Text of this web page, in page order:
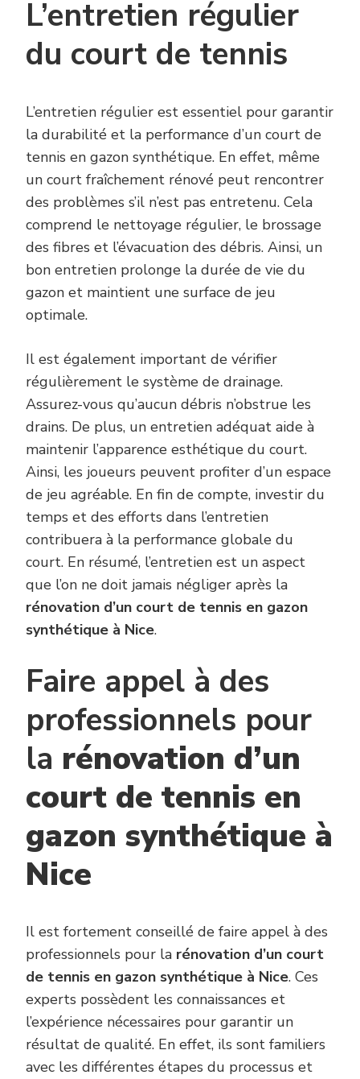
L’entretien régulier
du court de tennis
L’entretien régulier est essentiel pour garantir
la durabilité et la performance d’un court de
tennis en gazon synthétique. En effet, même
un court fraîchement rénové peut rencontrer
des problèmes s’il n’est pas entretenu. Cela
comprend le nettoyage régulier, le brossage
des fibres et l’évacuation des débris. Ainsi, un
bon entretien prolonge la durée de vie du
gazon et maintient une surface de jeu
optimale.
Il est également important de vérifier
régulièrement le système de drainage.
Assurez-vous qu’aucun débris n’obstrue les
drains. De plus, un entretien adéquat aide à
maintenir l’apparence esthétique du court.
Ainsi, les joueurs peuvent profiter d’un espace
de jeu agréable. En fin de compte, investir du
temps et des efforts dans l’entretien
contribuera à la performance globale du
court. En résumé, l’entretien est un aspect
que l’on ne doit jamais négliger après la
rénovation d’un court de tennis en gazon
synthétique à Nice.
Faire appel à des
professionnels pour
la rénovation d’un
court de tennis en
gazon synthétique à
Nice
Il est fortement conseillé de faire appel à des
professionnels pour la rénovation d’un court
de tennis en gazon synthétique à Nice. Ces
experts possèdent les connaissances et
l’expérience nécessaires pour garantir un
résultat de qualité. En effet, ils sont familiers
avec les différentes étapes du processus et